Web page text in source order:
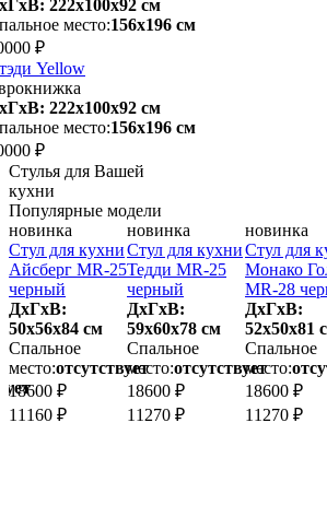
222х100x92 см
место:156х196 см
₽
Yellow
222х100x92 см
место:156х196 см
₽
Стулья для Вашей
кухни
Популярные модели
новинка
Стул для кухни
Айсберг MR-25
черный
ДхГхВ:
50х56x84 см
Спальное
место:отсутствует
18600 ₽
11160 ₽
новинка
Стул для кухни
Тедди MR-25
черный
ДхГхВ:
59х60x78 см
Спальное
место:отсутствует
18600 ₽
11270 ₽
новинка
Стул для
Монако
MR-28
ДхГхВ:
52х50x81
Спальное
место:
18600 ₽
11270 ₽